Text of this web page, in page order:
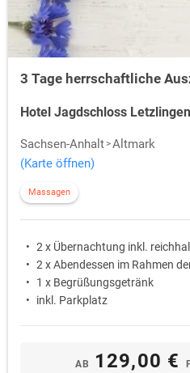
3 Tage herrschaftliche
Hotel Jagdschloss
Sachsen-Anhalt Altmark
(Karte öffnen)
Massagen
2 x Übernachtung inkl.
2 x Abendessen im Rahmen
1 x Begrüßungsgetränk
inkl. Parkplatz
AB 129,00 €